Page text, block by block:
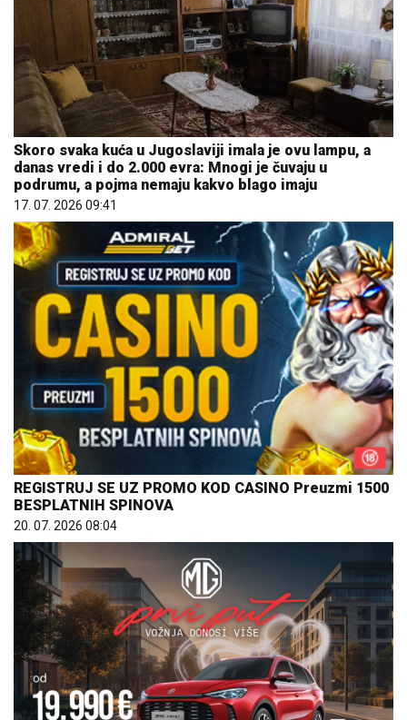
Skoro svaka kuća u Jugoslaviji imala je ovu lampu, a
danas vredi i do 2.000 evra: Mnogi je čuvaju u
podrumu, a pojma nemaju kakvo blago imaju
17. 07. 2026 09:41
REGISTRUJ SE UZ PROMO KOD CASINO Preuzmi 1500
BESPLATNIH SPINOVA
20. 07. 2026 08:04